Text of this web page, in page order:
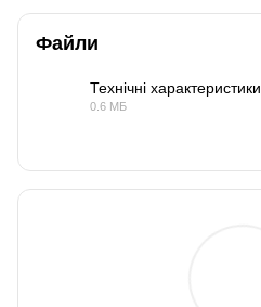
Файли
Технічні характеристики
0.6 МБ